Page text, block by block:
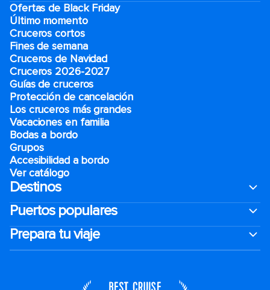
Ofertas de Black Friday
Último momento
Cruceros cortos
Fines de semana
Cruceros de Navidad
Cruceros 2026-2027
Guías de cruceros
Protección de cancelación
Los cruceros más grandes
Vacaciones en familia
Bodas a bordo
Grupos
Accesibilidad a bordo
Ver catálogo
Destinos
Puertos populares
Prepara tu viaje